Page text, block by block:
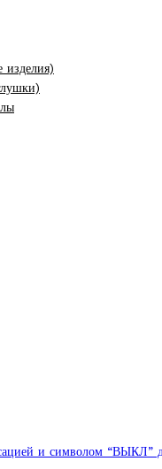
изделия)
и символом